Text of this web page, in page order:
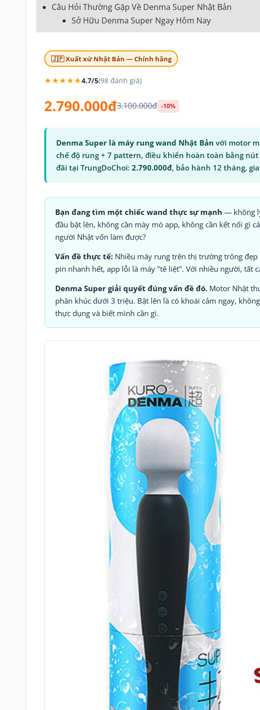
Câu Hỏi Thường Gặp Về Denma Super Nhật Bản
Sở Hữu Denma Super Ngay Hôm Nay
🇯🇵 Xuất xứ Nhật Bản — Chính hãng
★★★★★4.7/5(98 đánh giá)
2.790.000đ3.100.000đ -10%
Denma Super là máy rung wand Nhật Bản với motor
chế độ rung + 7 pattern, điều khiển hoàn toàn bằng
đãi tại TrungDoChoi: 2.790.000đ, bảo hành 12 tháng,
Bạn đang tìm một chiếc wand thực sự mạnh — không
đầu bật lên, không cần mày mò app, không cần kết nối gì
người Nhật vốn làm được?
Vấn đề thực tế:Nhiều máy rung trên thị trường trông
pin nhanh hết, app lỗi là máy "tê liệt". Với nhiều người, tất
Denma Super giải quyết đúng vấn đề đó.Motor Nhật
phân khúc dưới 3 triệu. Bật lên là có khoái cảm ngay,
thực dụng và biết mình cần gì.